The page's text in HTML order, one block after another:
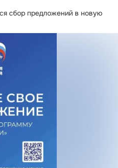
сбор предложений в новую